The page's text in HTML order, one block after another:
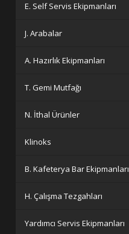
E. Self Servis Ekipmanları
J. Arabalar
A. Hazırlık Ekipmanları
T. Gemi Mutfağı
N. İthal Ürünler
Klinoks
B. Kafeterya Bar Ekipmanları
H. Çalışma Tezgahları
Yardımcı Servis Ekipmanları